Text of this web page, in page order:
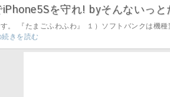
を守れ! byそんないっ
。 『たまごふわふわ』 １）ソフトバンクは機
続きを読む